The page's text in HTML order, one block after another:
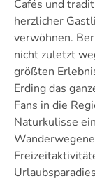
Cafés und
herzlicher
verwöhnen.
nicht zuletzt
größten
Erding das
Fans in die
Naturkulisse